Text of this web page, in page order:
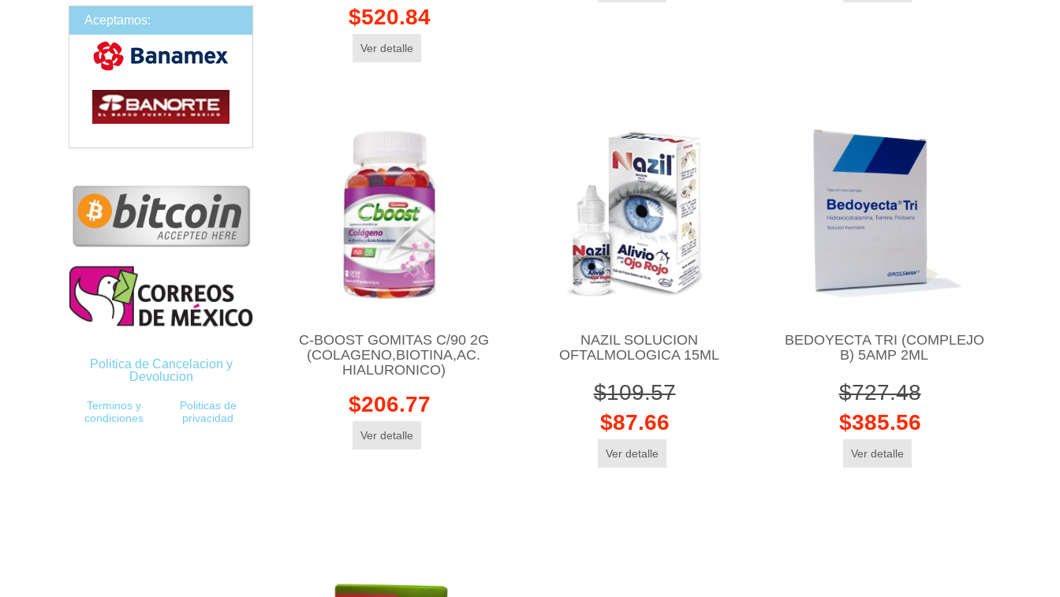
Aceptamos:
Politica de Cancelacion y
Devolucion
Terminos y
condiciones
Politicas de
privacidad
$520.84
Ver detalle
C-BOOST GOMITAS C/90 2G
(COLAGENO,BIOTINA,AC.
HIALURONICO)
$206.77
Ver detalle
NAZIL SOLUCION
OFTALMOLOGICA 15ML
$109.57
$87.66
Ver detalle
BEDOYECTA TRI (COMPLEJO
B) 5AMP 2ML
$727.48
$385.56
Ver detalle